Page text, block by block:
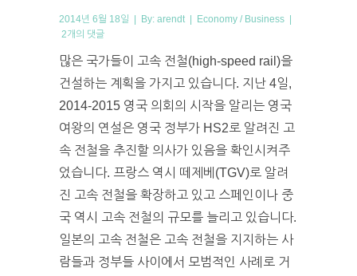
2014년 6월 18일 | By: arendt | Economy / Business |
2개의 댓글
많은 국가들이 고속 전철(high-speed rail)을
건설하는 계획을 가지고 있습니다. 지난 4일,
2014-2015 영국 의회의 시작을 알리는 영국
여왕의 연설은 영국 정부가 HS2로 알려진 고
속 전철을 추진할 의사가 있음을 확인시켜주
었습니다. 프랑스 역시 떼제베(TGV)로 알려
진 고속 전철을 확장하고 있고 스페인이나 중
국 역시 고속 전철의 규모를 늘리고 있습니다.
일본의 고속 전철은 고속 전철을 지지하는 사
람들과 정부들 사이에서 모범적인 사례로 거